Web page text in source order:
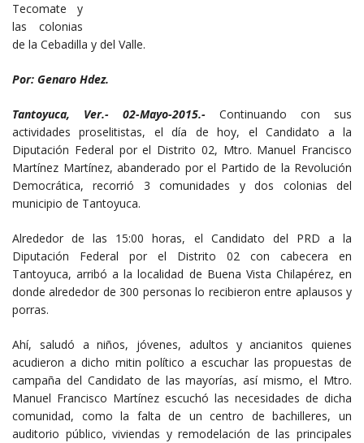
Tecomate y
las colonias
de la Cebadilla y del Valle.
Por: Genaro Hdez.
Tantoyuca, Ver.- 02-Mayo-2015.- Continuando con sus
actividades proselitistas, el día de hoy, el Candidato a la
Diputación Federal por el Distrito 02, Mtro. Manuel Francisco
Martínez Martínez, abanderado por el Partido de la Revolución
Democrática, recorrió 3 comunidades y dos colonias del
municipio de Tantoyuca.
Alrededor de las 15:00 horas, el Candidato del PRD a la
Diputación Federal por el Distrito 02 con cabecera en
Tantoyuca, arribó a la localidad de Buena Vista Chilapérez, en
donde alrededor de 300 personas lo recibieron entre aplausos y
porras.
Ahí, saludó a niños, jóvenes, adultos y ancianitos quienes
acudieron a dicho mitin político a escuchar las propuestas de
campaña del Candidato de las mayorías, así mismo, el Mtro.
Manuel Francisco Martínez escuchó las necesidades de dicha
comunidad, como la falta de un centro de bachilleres, un
auditorio público, viviendas y remodelación de las principales